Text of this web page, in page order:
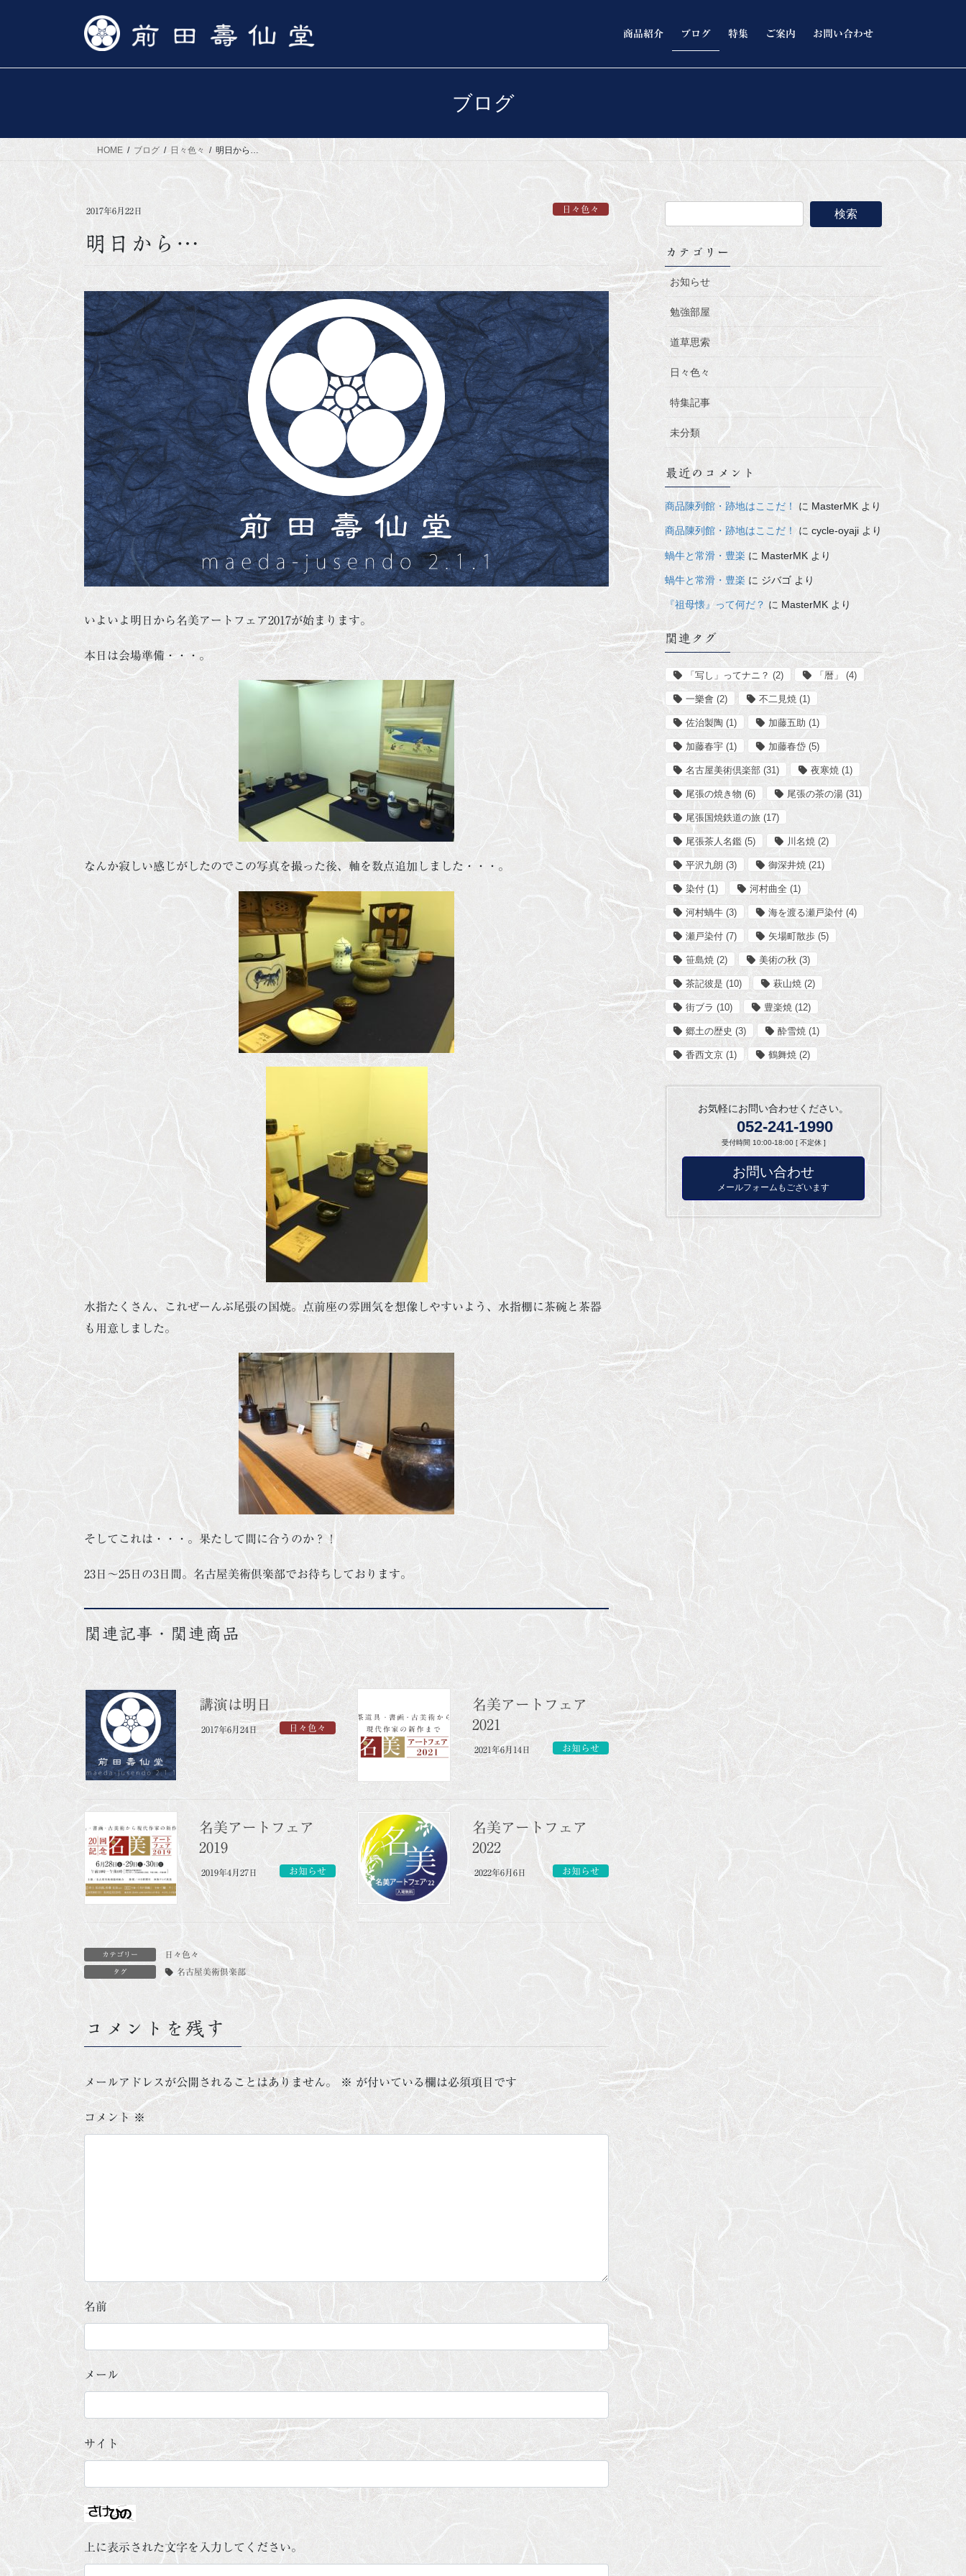
ッ
プ
移
動
商品紹介 ブログ 特集 ご案内 お問い合わせ
ブログ
HOME ブログ 日々色々 明日から…
2017年6月22日 日々色々
明日から…
いよいよ明日から名美アートフェア2017が始まります。
本日は会場準備・・・。
なんか寂しい感じがしたのでこの写真を撮った後、軸を数点追加しました・・・。
水指たくさん、これぜーんぶ尾張の国焼。点前座の雰囲気を想像しやすいよう、水指棚に茶碗と茶器
も用意しました。
そしてこれは・・・。果たして間に合うのか？！
23日～25日の3日間。名古屋美術倶楽部でお待ちしております。
関連記事・関連商品
講演は明日
2017年6月24日 日々色々
名美アートフェア
2021
2021年6月14日 お知らせ
名美アートフェア
2019
2019年4月27日 お知らせ
名美アートフェア
2022
2022年6月6日 お知らせ
カテゴリー 日々色々
タグ 名古屋美術倶楽部
コメントを残す
メールアドレスが公開されることはありません。 ※ が付いている欄は必須項目です
コメント※
名前
メール
サイト
上に表示された文字を入力してください。
カテゴリー
お知らせ
勉強部屋
道草思索
日々色々
特集記事
未分類
最近のコメント
商品陳列館・跡地はここだ！ に MasterMK より
商品陳列館・跡地はここだ！にcycle-oyaji より
蝸牛と常滑・豊楽 に MasterMK より
蝸牛と常滑・豊楽 に ジバゴ より
『祖母懐』って何だ？ に MasterMK より
関連タグ
「写し」ってナニ？ (2) 「暦」 (4)
一樂會 (2) 不二見焼 (1)
佐治製陶 (1) 加藤五助 (1)
加藤春宇 (1) 加藤春岱 (5)
名古屋美術倶楽部 (31) 夜寒焼 (1)
尾張の焼き物 (6) 尾張の茶の湯 (31)
尾張国焼鉄道の旅 (17)
尾張茶人名鑑 (5) 川名焼 (2)
平沢九朗 (3) 御深井焼 (21)
染付 (1) 河村曲全 (1)
河村蝸牛 (3) 海を渡る瀬戸染付 (4)
瀬戸染付 (7) 矢場町散歩 (5)
笹島焼 (2) 美術の秋 (3)
茶記彼是 (10) 萩山焼 (2)
街ブラ (10) 豊楽焼 (12)
郷土の歴史 (3) 酔雪焼 (1)
香西文京 (1) 鶴舞焼 (2)
お気軽にお問い合わせください。
052-241-1990
受付時間 10:00-18:00 [ 不定休 ]
お問い合わせ
メールフォームもございます